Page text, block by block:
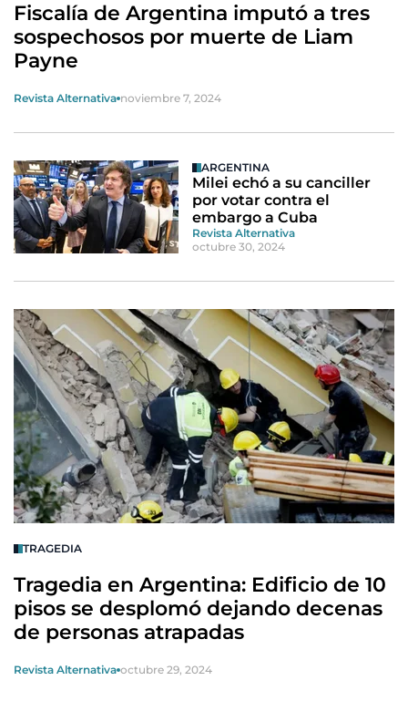
Fiscalía de Argentina imputó a tres
sospechosos por muerte de Liam
Payne
Revista Alternativa noviembre 7, 2024
ARGENTINA
Milei echó a su canciller
por votar contra el
embargo a Cuba
Revista Alternativa
octubre 30, 2024
TRAGEDIA
Tragedia en Argentina: Edificio de 10
pisos se desplomó dejando decenas
de personas atrapadas
Revista Alternativa octubre 29, 2024